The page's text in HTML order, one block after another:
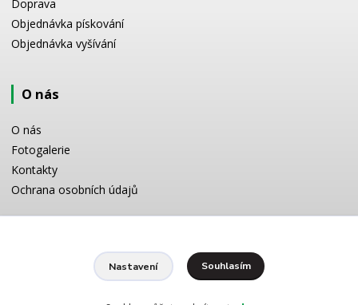
Doprava
Objednávka pískování
Objednávka vyšívání
O nás
O nás
Fotogalerie
Kontakty
Ochrana osobních údajů
Potřebujete poradit s výběrem? Neváhejte se zeptat:
+420 728 772 566
Nastavení Souhlasím